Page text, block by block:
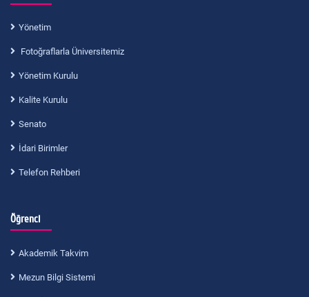
Yönetim
Fotoğraflarla Üniversitemiz
Yönetim Kurulu
Kalite Kurulu
Senato
İdari Birimler
Telefon Rehberi
Öğrenci
Akademik Takvim
Mezun Bilgi Sistemi